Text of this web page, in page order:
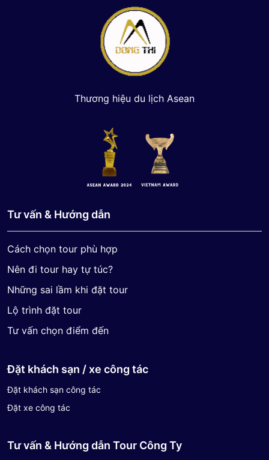
Thương hiệu du lịch Asean
Tư vấn & Hướng dẫn
Cách chọn tour phù hợp
Nên đi tour hay tự túc?
Những sai lầm khi đặt tour
Lộ trình đặt tour
Tư vấn chọn điểm đến
Đặt khách sạn / xe công tác
Đặt khách sạn công tác
Đặt xe công tác
Tư vấn & Hướng dẫn Tour Công Ty